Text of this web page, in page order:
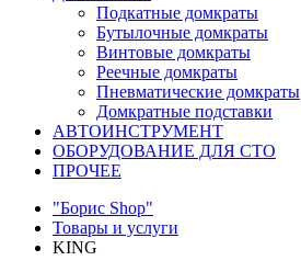
Подкатные домкраты
Бутылочные домкраты
Винтовые домкраты
Реечные домкраты
Пневматические домкраты
Домкратные подставки
АВТОИНСТРУМЕНТ
ОБОРУДОВАНИЕ ДЛЯ СТО
ПРОЧЕЕ
"Борис Shop"
Товары и услуги
KING